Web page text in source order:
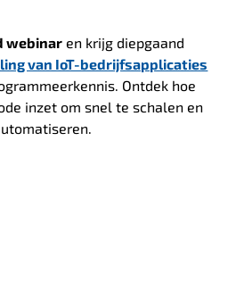
webinar en krijg diepgaand
van IoT-bedrijfsapplicaties
Ontdek hoe
inzet om snel te schalen en